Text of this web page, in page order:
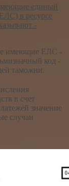
единый
в ресурсе
-
имеющие ЕЛС -
код -
таможни.
в счет
значение
случаи